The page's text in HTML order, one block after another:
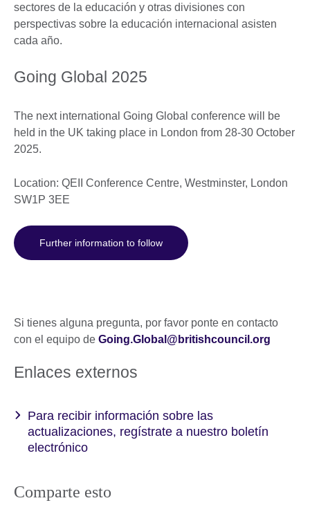
sectores de la educación y otras divisiones con
perspectivas sobre la educación internacional asisten
cada año.
Going Global 2025
The next international Going Global conference will be
held in the UK taking place in London from 28-30 October
2025.
Location: QEII Conference Centre, Westminster, London
SW1P 3EE
Further information to follow
Si tienes alguna pregunta, por favor ponte en contacto
con el equipo de Going.Global@britishcouncil.org
Enlaces externos
Para recibir información sobre las
actualizaciones, regístrate a nuestro boletín
electrónico
Comparte esto